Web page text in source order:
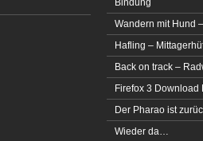
Wandern mit Hund
Hafling –
Back on track –
Firefox 3 Download
Der Pharao ist
Wieder da…